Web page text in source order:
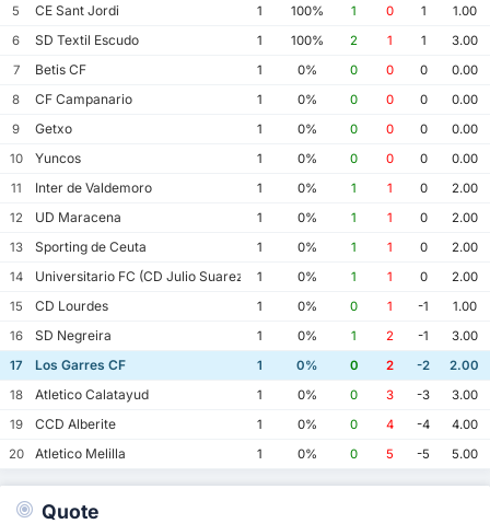
5
CE Sant Jordi 1 100% 1 0 1
1.00
6
SD Textil Escudo 1 100% 2 1 1
3.00
7
Betis CF 1 0% 0 0 0
0.00
8
CF Campanario 1 0% 0 0 0
0.00
9
Getxo 1 0% 0 0 0
0.00
10
Yuncos 1 0% 0 0 0
0.00
11
Inter de Valdemoro 1 0% 1 1 0
2.00
12
UD Maracena 1 0% 1 1 0
2.00
13
Sporting de Ceuta 1 0% 1 1 0
2.00
14
Universitario FC (CD Julio Suarez) 1 0% 1 1 0
2.00
15
CD Lourdes 1 0% 0 1 -1
1.00
16
SD Negreira 1 0% 1 2 -1
3.00
17
Los Garres CF 1 0% 0 2 -2
2.00
18
Atletico Calatayud 1 0% 0 3 -3
3.00
19
CCD Alberite 1 0% 0 4 -4
4.00
20
Atletico Melilla 1 0% 0 5 -5 5.00
Quote